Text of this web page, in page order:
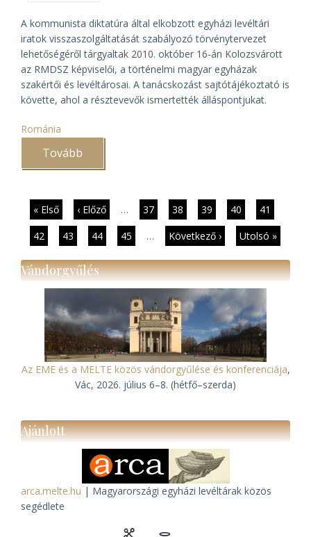
A kommunista diktatúra által elkobzott egyházi levéltári
iratok visszaszolgáltatását szabályozó törvénytervezet
lehetőségéről tárgyaltak 2010. október 16-án Kolozsvárott
az RMDSZ képviselői, a történelmi magyar egyházak
szakértői és levéltárosai. A tanácskozást sajtótájékoztató is
követte, ahol a résztevevők ismertették álláspontjukat.
Románia
Tovább
Romániában
elkobzott
egyházi
iratokról)
Oldalszámozás
Első
oldal
« Első
Előző
oldal
‹ Előző … Page
37 Page
38 Page
39 Page
40
Jelenlegi
oldal
41
Page
42 Page
43 Page
44 Page
45 …
Következő
Következő ›
Utolsó
Utolsó »
Vándorgyűlés
Az EME és a MELTE közös vándorgyűlése és konferenciája,
Vác, 2026. július 6–8. (hétfő–szerda)
Ajánlott
arca.melte.hu | Magyarországi egyházi levéltárak közös
segédlete